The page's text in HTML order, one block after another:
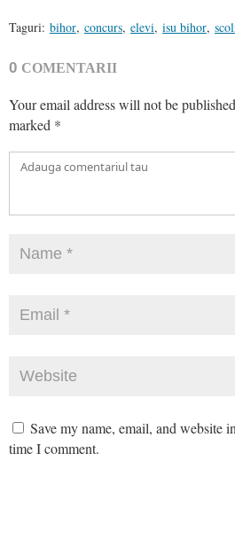
Taguri: bihor, concurs, elevi, isu bihor,
0 COMENTARII
Your email address will not be
marked *
Save my name, email, and website
time I comment.